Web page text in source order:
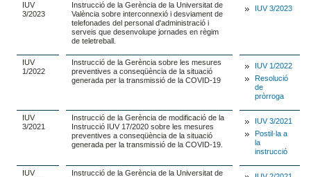
IUV
3/2023
Instrucció de la Gerència de la Universitat de
València sobre interconnexió i desviament de
telefonades del personal d'administració i
serveis que desenvolupe jornades en règim
de teletreball.
IUV 3/2023
IUV
1/2022
Instrucció de la Gerència sobre les mesures
preventives a conseqüència de la situació
generada per la transmissió de la COVID-19
IUV 1/2022
Resolució
de
pròrroga
IUV
3/2021
Instrucció de la Gerència de modificació de la
Instrucció IUV 17/2020 sobre les mesures
preventives a conseqüència de la situació
generada per la transmissió de la COVID-19.
IUV 3/2021
Postil·la a
la
instrucció
IUV
Instrucció de la Gerència de la Universitat de